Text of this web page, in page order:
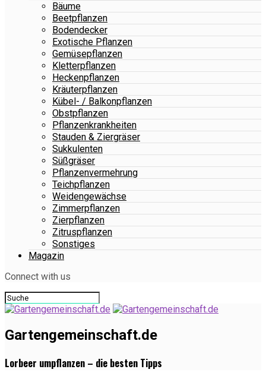
Bäume
Beetpflanzen
Bodendecker
Exotische Pflanzen
Gemüsepflanzen
Kletterpflanzen
Heckenpflanzen
Kräuterpflanzen
Kübel- / Balkonpflanzen
Obstpflanzen
Pflanzenkrankheiten
Stauden & Ziergräser
Sukkulenten
Süßgräser
Pflanzenvermehrung
Teichpflanzen
Weidengewächse
Zimmerpflanzen
Zierpflanzen
Zitruspflanzen
Sonstiges
Magazin
Connect with us
Gartengemeinschaft.de
Lorbeer umpflanzen – die besten Tipps